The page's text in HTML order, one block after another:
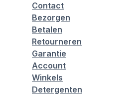
Contact
Bezorgen
Betalen
Retourneren
Garantie
Account
Winkels
Detergenten